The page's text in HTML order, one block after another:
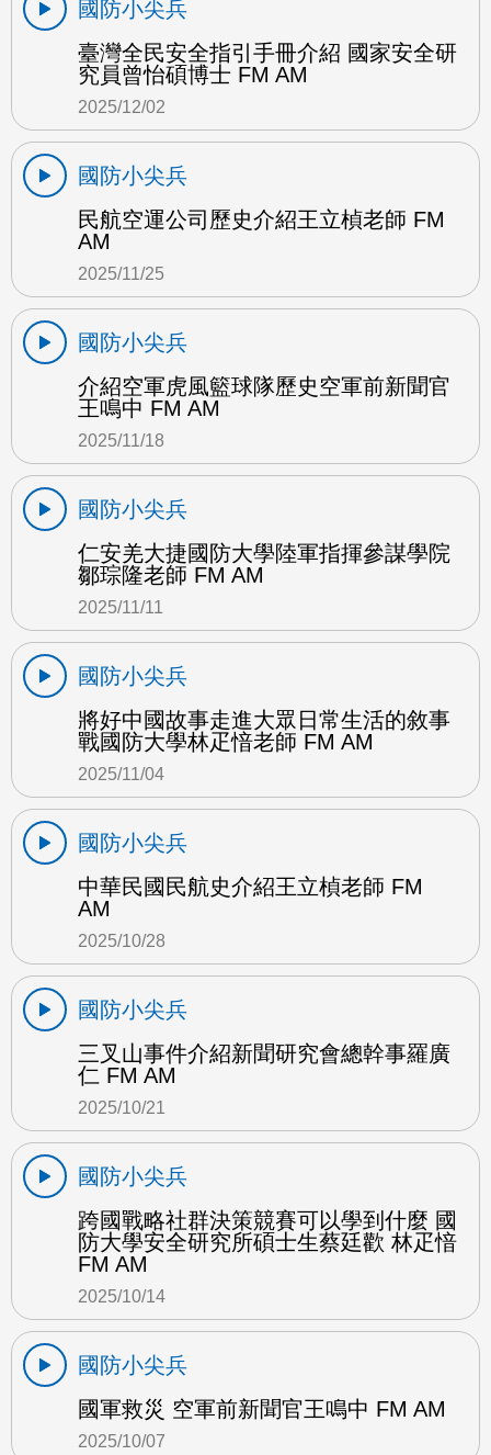
國防小尖兵
臺灣全民安全指引手冊介紹 國家安全研
究員曾怡碩博士 FM AM
2025/12/02
國防小尖兵
民航空運公司歷史介紹王立楨老師 FM
AM
2025/11/25
國防小尖兵
介紹空軍虎風籃球隊歷史空軍前新聞官
王鳴中 FM AM
2025/11/18
國防小尖兵
仁安羌大捷國防大學陸軍指揮參謀學院
鄒琮隆老師 FM AM
2025/11/11
國防小尖兵
將好中國故事走進大眾日常生活的敘事
戰國防大學林疋愔老師 FM AM
2025/11/04
國防小尖兵
中華民國民航史介紹王立楨老師 FM
AM
2025/10/28
國防小尖兵
三叉山事件介紹新聞研究會總幹事羅廣
仁 FM AM
2025/10/21
國防小尖兵
跨國戰略社群決策競賽可以學到什麼 國
防大學安全研究所碩士生蔡廷歡 林疋愔
FM AM
2025/10/14
國防小尖兵
國軍救災 空軍前新聞官王鳴中 FM AM
2025/10/07